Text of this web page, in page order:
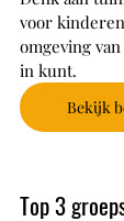
voor
omgeving
in kunt.
Bekijk
Top 3